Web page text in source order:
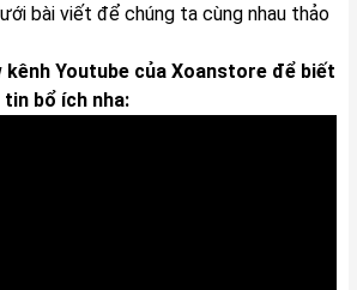
bài viết để chúng ta cùng nhau thảo
kênh Youtube của Xoanstore để biết
bổ ích nha: